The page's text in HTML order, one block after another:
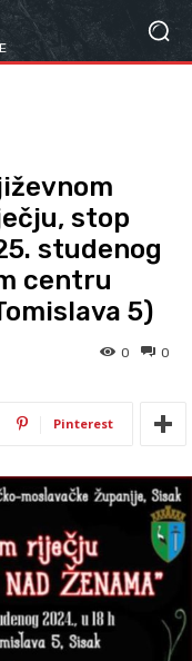
stop
studenog
centru
5)
0
0
Pinterest